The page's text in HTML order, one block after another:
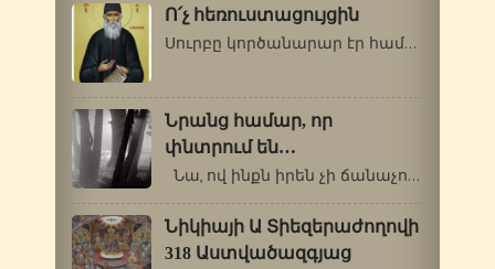
Ո՛չ հեռուստացույցին
Սուրբը կործանարար էր համարում հեռուստացույցի…
Նրանց համար, որ
փնտրում են…
Նա, ով ինքն իրեն չի ճանաչում, ո՛չ…
Նիկիայի Ա Տիեզերաժողովի
318 Աստվածազգյաց